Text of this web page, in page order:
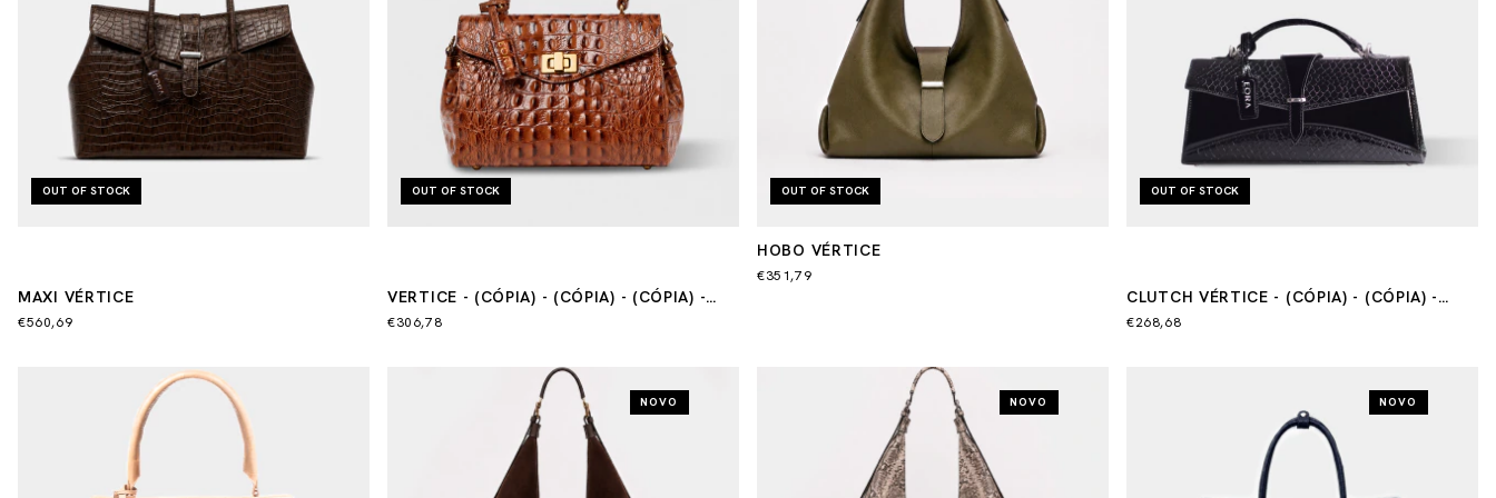
OUT OF STOCK
MAXI VÉRTICE
€560,69
OUT OF STOCK
VERTICE - (CÓPIA) - (CÓPIA) - (CÓPIA) -
(CÓPIA) - (CÓPIA)
€306,78
OUT OF STOCK
HOBO VÉRTICE
€351,79
OUT OF STOCK
CLUTCH VÉRTICE - (CÓPIA) - (CÓPIA) -
(CÓPIA)
€268,68
NOVO NOVO NOVO